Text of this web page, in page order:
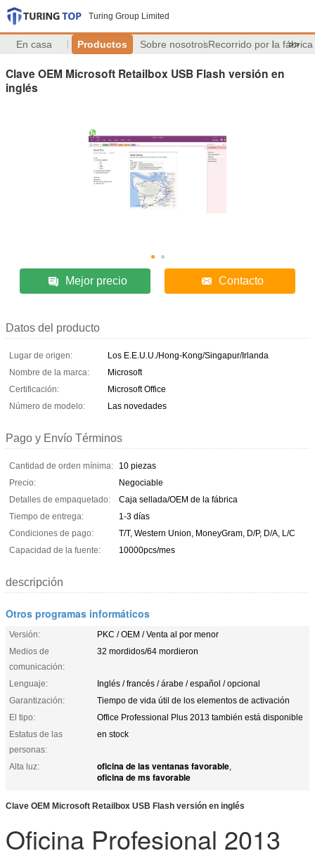
Turing Group Limited
En casa Productos Sobre nosotrosRecorrido por la fábrica
>>
Clave OEM Microsoft Retailbox USB Flash versión en
inglés
Mejor precio Contacto
Datos del producto
Lugar de origen:
Los E.E.U.U./Hong-Kong/Singapur/Irlanda
Nombre de la marca:
Microsoft
Certificación:
Microsoft Office
Número de modelo:
Las novedades
Pago y Envío Términos
Cantidad de orden mínima:
10 piezas
Precio:
Negociable
Detalles de empaquetado:
Caja sellada/OEM de la fábrica
Tiempo de entrega:
1-3 días
Condiciones de pago:
T/T, Western Union, MoneyGram, D/P, D/A, L/C
Capacidad de la fuente:
10000pcs/mes
descripción
Otros programas informáticos
Versión:
PKC / OEM / Venta al por menor
Medios de
comunicación:
32 mordidos/64 mordieron
Lenguaje:
Inglés / francés / árabe / español / opcional
Garantización:
Tiempo de vida útil de los elementos de activación
El tipo:
Office Professional Plus 2013 también está disponible
Estatus de las
personas:
en stock
Alta luz: oficina de las ventanas favorable,
oficina de ms favorable
Clave OEM Microsoft Retailbox USB Flash versión en inglés
Oficina Profesional 2013